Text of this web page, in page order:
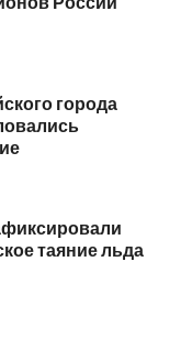
города
таяние льда